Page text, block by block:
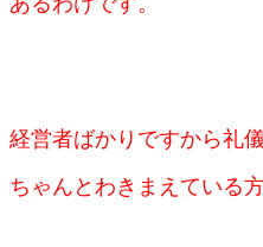
経営者ばかりですから礼
ちゃんとわきまえている